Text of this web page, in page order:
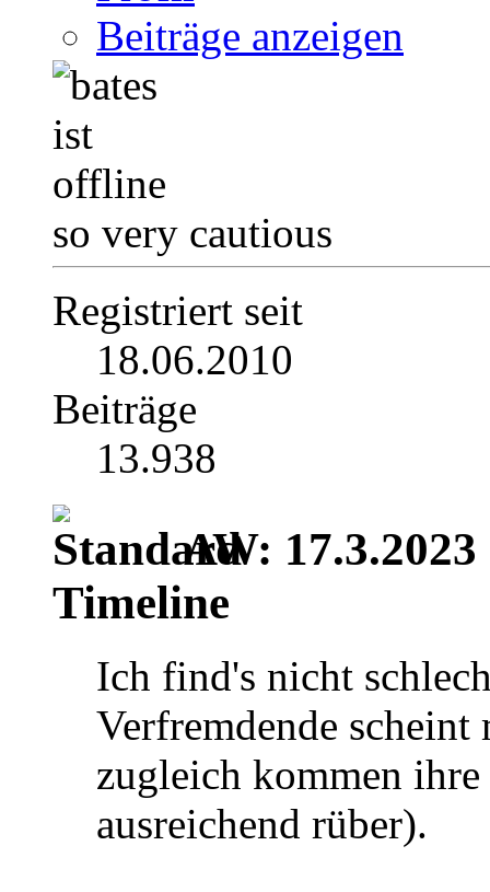
Beiträge anzeigen
so very cautious
Registriert seit
18.06.2010
Beiträge
13.938
AW:
Timeline
Ich find's nicht
Verfremdende
zugleich kommen
ausreichend rüber).